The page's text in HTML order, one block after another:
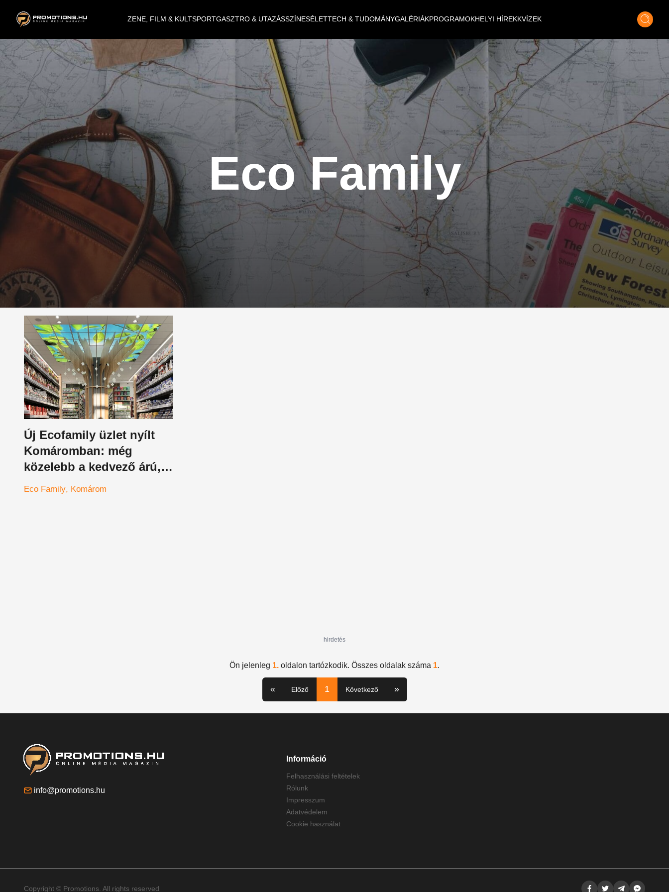
ZENE, FILM & KULTSPORTGASZTRO & UTAZÁSSZÍNESÉLETTECH & TUDOMÁNYGALÉRIÁKPROGRAMOKHELYI HÍREKKVÍZEK
Eco Family
Új Ecofamily üzlet nyílt
Komáromban: még
közelebb a kedvező árú,
tudatos bevásárlás
Eco Family Komárom
hirdetés
Ön jelenleg 1. oldalon tartózkodik. Összes oldalak száma 1.
« Előző 1 Következő »
info@promotions.hu
Információ
Felhasználási feltételek
Rólunk
Impresszum
Adatvédelem
Cookie használat
Copyright © Promotions. All rights reserved